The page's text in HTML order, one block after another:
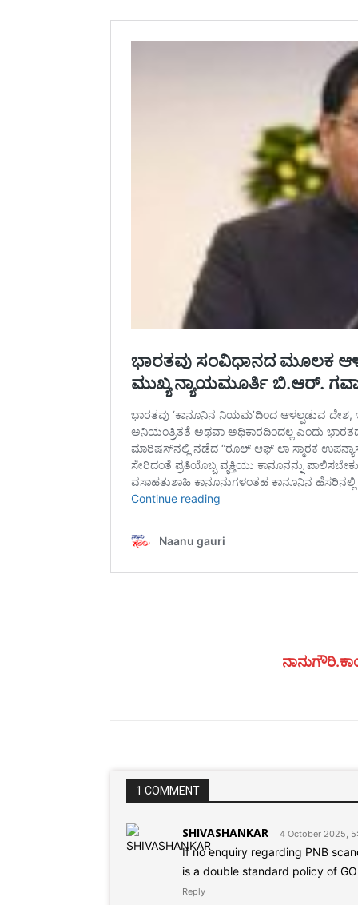
1 COMMENT
SHIVASHANKAR 4 October 2025,
If no enquiry regarding PNB
is a double standard policy of
Reply